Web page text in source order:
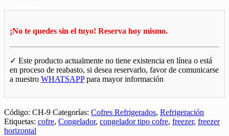
¡No te quedes sin el tuyo! Reserva hoy mismo.
✓ Este producto actualmente no tiene existencia en línea o está
en proceso de reabasto, si desea reservarlo, favor de comunicarse
a nuestro WHATSAPPpara mayor información
Código: CH-9 Categorías: Cofres Refrigerados, Refrigeración
Etiquetas: cofre, Congelador, congelador tipo cofre, freezer, freezer
horizontal